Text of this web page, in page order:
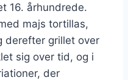
16. århundrede.
majs tortillas,
derefter grillet over
sig over tid, og i
der